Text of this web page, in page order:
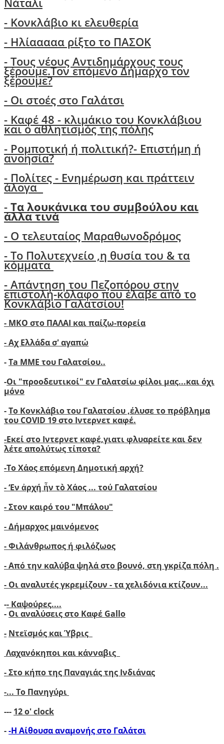
- Κονκλάβιο κι ελευθερία
- Ηλίααααα ρίξτο το ΠΑΣΟΚ
-Τους νέους Αντιδημάρχους τους
ξέρουμε.Τον επόμενο Δήμαρχο τον
ξέρουμε?
- Οι στοές στο Γαλάτσι
- Καφέ 48 - κλιμάκιο του Κονκλάβιου
και ο αθλητισμός της πόλης
- Ρομποτική ή πολιτική?- Επιστήμη ή
ανοησία?
- Πολίτες - Ενημέρωση και πράττειν
άλογα
-Τα λουκάνικα του συμβούλου και
άλλα τινά
- Ο τελευταίος Μαραθωνοδρόμος
- Το Πολυτεχνείο ,η θυσία του & τα
κόμματα
- Απάντηση του Πεζοπόρου στην
επιστολή-κόλαφο που έλαβε από το
Κονκλάβιο Γαλατσίου!
- ΜΚΟ στο ΠΑΛΑΙ και παίζω-πορεία
- Αχ Ελλάδα σ' αγαπώ
-Ta ΜΜΕ του Γαλατσίου..
-Οι "προοδευτικοί" εν Γαλατσίω φίλοι μας...και όχι
μόνο
-Το Κονκλάβιο του Γαλατσίου ,έλυσε το πρόβλημα
του COVID 19 στο Ιντερνετ καφέ.
-Εκεί στο Ιντερνετ καφέ,γιατι φλυαρείτε και δεν
λέτε απολύτως τίποτα?
-Το Χάος επόμενη Δημοτική αρχή?
-‘Εν ἀρχή ἦν τὸ Χάος ... τού Γαλατσίου
-Στον καιρό του "Μπάλου"
- Δήμαρχος μαινόμενος
- Φιλάνθρωπος ή φιλόζωος
- Από την καλύβα ψηλά στο βουνό, στη γκρίζα πόλη .
- Οι αναλυτές γκρεμίζουν - τα χελιδόνια κτίζουν...
-- Καψούρες....
- Οι αναλύσεις στο Καφέ Gallo
- Ντεϊσμός και Ύβρις
Λαχανόκηποι και κάνναβις
- Στο κήπο της Παναγιάς της Ινδιάνας
-... Το Πανηγύρι
--- 12 ο' clock
--Η Αίθουσα αναμονής στο Γαλάτσι